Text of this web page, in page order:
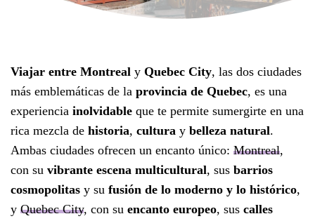
Viajar entre Montreal y Quebec City, las dos ciudades
más emblemáticas de la provincia de Quebec, es una
experiencia inolvidable que te permite sumergirte en una
rica mezcla de historia, cultura y belleza natural.
Ambas ciudades ofrecen un encanto único: Montreal,
con su vibrante escena multicultural, sus barrios
cosmopolitas y su fusión de lo moderno y lo histórico,
y Quebec City, con su encanto europeo, sus calles